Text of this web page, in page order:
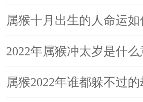
同时也会伴有一些意外事情发生，
属猴十月出生的人命运如
鸾”吉星拱照
2022年属猴冲太岁是什
解
属猴2022年谁都躲不过